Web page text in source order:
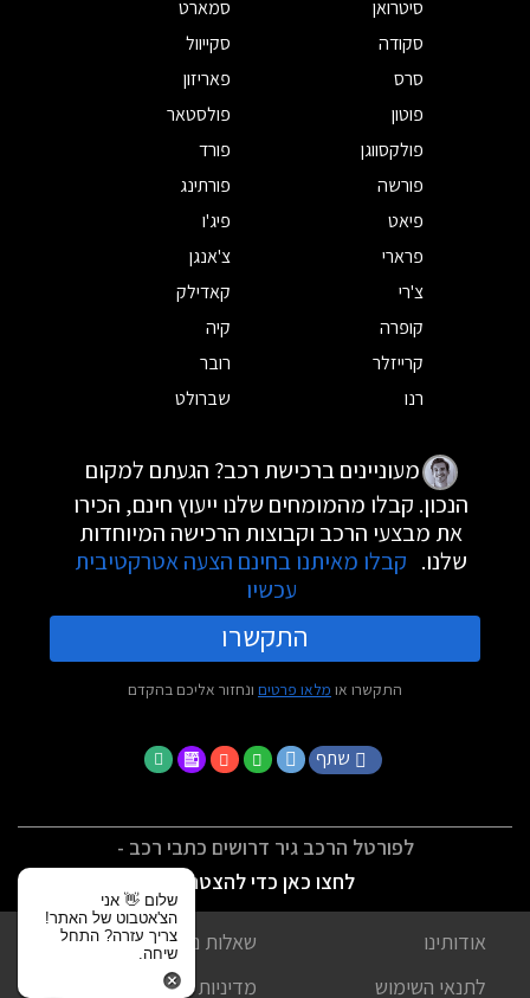
סיטרואן
סמארט
סקודה
סקייוול
סרס
פאריזון
פוטון
פולסטאר
פולקסווגן
פורד
פורשה
פורתינג
פיאט
פיג'ו
פרארי
צ'אנגן
צ'רי
קאדילק
קופרה
קיה
קרייזלר
רובר
רנו
שברולט
מעוניינים ברכישת רכב? הגעתם למקום
הנכון. קבלו מהמומחים שלנו ייעוץ חינם, הכירו
את מבצעי הרכב וקבוצות הרכישה המיוחדות
שלנו. קבלו מאיתנו בחינם הצעה אטרקטיבית
עכשיו
התקשרו
התקשרו או מלאו פרטים ונחזור אליכם בהקדם
שתף
לפורטל הרכב גיר דרושים כתבי רכב -
לחצו כאן כדי להצטרף
אודותינו
שאלות נפוצות
לתנאי השימוש
מדיניות פרטיות
שלום 👋 אני
הצ'אטבוט של האתר!
צריך עזרה? התחל
שיחה.